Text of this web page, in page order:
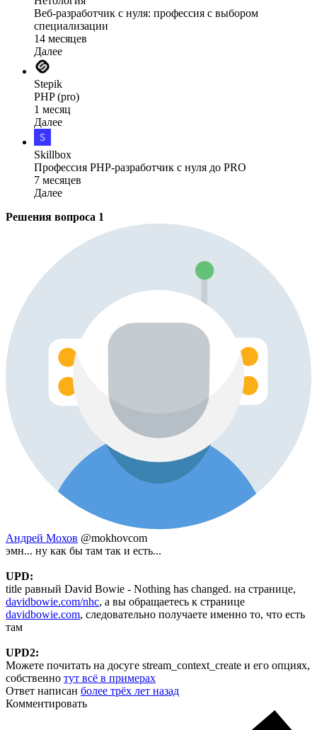
Веб-разработчик с нуля: профессия с выбором
специализации
14 месяцев
Далее
Stepik
PHP (pro)
1 месяц
Далее
Skillbox
Профессия PHP-разработчик с нуля до PRO
7 месяцев
Далее
Решения вопроса 1
Андрей Мохов @mokhovcom
эмн... ну как бы там так и есть...
UPD:
title равный David Bowie - Nothing has changed. на странице,
davidbowie.com/nhc, а вы обращаетесь к странице
davidbowie.com, следовательно получаете именно то, что есть
там
UPD2:
Можете почитать на досуге stream_context_create и его опциях,
собственно тут всё в примерах
Ответ написан более трёх лет назад
Комментировать